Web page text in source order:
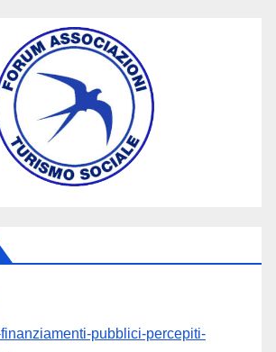
pubblici-percepiti-